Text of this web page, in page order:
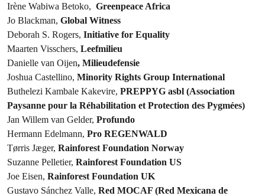
Irène Wabiwa Betoko, Greenpeace Africa
Jo Blackman, Global Witness
Deborah S. Rogers, Initiative for Equality
Maarten Visschers, Leefmilieu
Danielle van Oijen, Milieudefensie
Joshua Castellino, Minority Rights Group International
Buthelezi Kambale Kakevire, PREPPYG asbl (Association
Paysanne pour la Réhabilitation et Protection des Pygmées)
Jan Willem van Gelder, Profundo
Hermann Edelmann, Pro REGENWALD
Tørris Jæger, Rainforest Foundation Norway
Suzanne Pelletier, Rainforest Foundation US
Joe Eisen, Rainforest Foundation UK
Gustavo Sánchez Valle, Red MOCAF (Red Mexicana de